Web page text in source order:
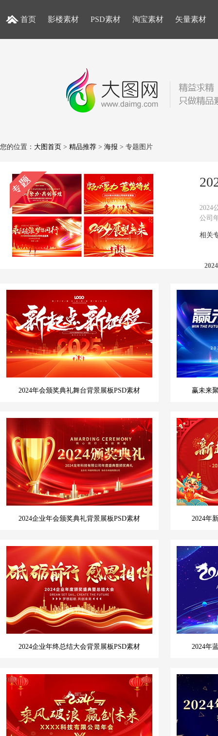
首页 影楼素材 PSD素材 淘宝素材 矢量素材
您的位置： 大图首页 > 精品推荐 > 海报 > 专题图片
2024
公司
相关
2024年会颁奖典礼舞台背景展板PSD素材 赢未来
2024企业年会颁奖典礼背景展板PSD素材 2024年
2024企业年终总结大会背景展板PSD素材 2024年